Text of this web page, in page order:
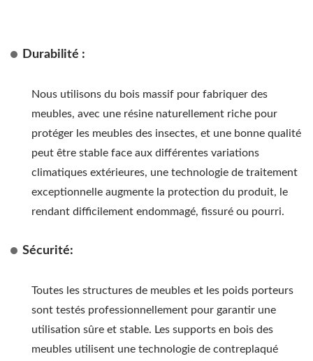
Durabilité :
Nous utilisons du bois massif pour fabriquer des
meubles, avec une résine naturellement riche pour
protéger les meubles des insectes, et une bonne qualité
peut être stable face aux différentes variations
climatiques extérieures, une technologie de traitement
exceptionnelle augmente la protection du produit, le
rendant difficilement endommagé, fissuré ou pourri.
Sécurité:
Toutes les structures de meubles et les poids porteurs
sont testés professionnellement pour garantir une
utilisation sûre et stable. Les supports en bois des
meubles utilisent une technologie de contreplaqué